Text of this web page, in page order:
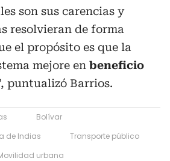
son sus carencias y
resolvieran de forma
el propósito es que la
mejore en beneficio
puntualizó Barrios.
Bolívar
de Indias
Transporte público
urbana